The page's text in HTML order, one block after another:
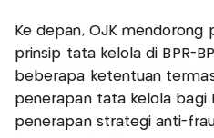
Ke depan, OJK mendorong
prinsip tata kelola di BPR-
beberapa ketentuan
penerapan tata kelola bagi
penerapan strategi anti-